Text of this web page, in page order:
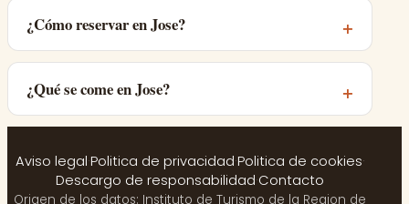
¿Cómo reservar en Jose?
¿Qué se come en Jose?
Aviso legal·Politica de privacidad·Politica de cookies·
Descargo de responsabilidad·Contacto
Origen de los datos: Instituto de Turismo de la Region de